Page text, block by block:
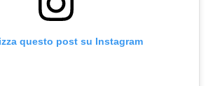
questo post su Instagram